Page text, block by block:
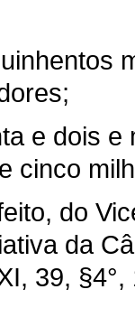
e dois
cinco
do
da
39,